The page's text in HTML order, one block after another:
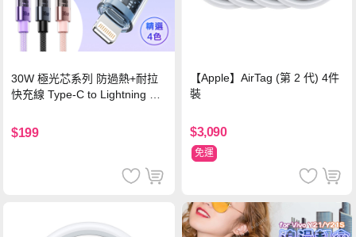
30W 極光芯系列 防過熱+耐拉
快充線 Type-C to Lightning 傳
$199
【Apple】AirTag (第 2 代) 4件
裝
$3,090
免運